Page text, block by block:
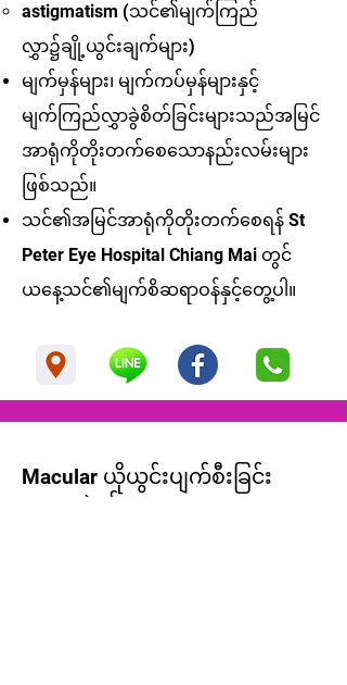
astigmatism (သင်၏မျက်ကြည်
လွှာ၌ချို့ယွင်းချက်များ)
မျက်မှန်များ၊ မျက်ကပ်မှန်များနှင့်
မျက်ကြည်လွှာခွဲစိတ်ခြင်းများသည်အမြင်
အာရုံကိုတိုးတက်စေသောနည်းလမ်းများ
ဖြစ်သည်။
သင်၏အမြင်အာရုံကိုတိုးတက်စေရန် St
Peter Eye Hospital Chiang Mai တွင်
ယနေ့သင်၏မျက်စိဆရာဝန်နှင့်တွေ့ပါ။
Macular ယိုယွင်းပျက်စီးခြင်း
စာမေးပွဲနှင့်ကုသမှု